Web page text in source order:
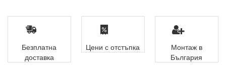
Безплатна
доставка
Цени с отстъпка
Монтаж в
България